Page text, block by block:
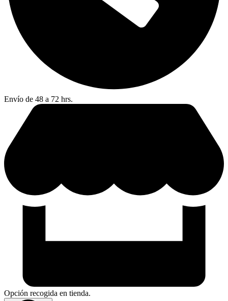
Envío de 48 a 72 hrs.
Opción recogida en tienda.